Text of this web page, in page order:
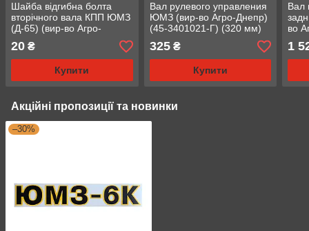
Шайба відгибна болта
вторічного вала КПП ЮМЗ
(Д-65) (вир-во Агро-
Днепр) (36-1701119)
20 ₴
Купити
Вал рулевого управления
ЮМЗ (вир-во Агро-Днепр)
(45-3401021-Г) (320 мм)
325₴
Купити
Вал
во
1
Акційні пропозиції та новинки
–30%